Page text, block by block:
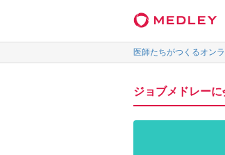
医師たちがつくるオン
ジョブメドレー